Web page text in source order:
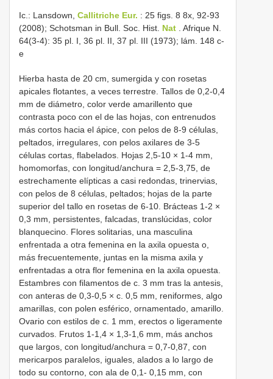
Ic.: Lansdown, Callitriche Eur. : 25 figs. 8 8x, 92-93
(2008); Schotsman in Bull. Soc. Hist. Nat . Afrique N.
64(3-4): 35 pl. I, 36 pl. II, 37 pl. III (1973); lám. 148 c-
e
Hierba hasta de 20 cm, sumergida y con rosetas
apicales flotantes, a veces terrestre. Tallos de 0,2-0,4
mm de diámetro, color verde amarillento que
contrasta poco con el de las hojas, con entrenudos
más cortos hacia el ápice, con pelos de 8-9 células,
peltados, irregulares, con pelos axilares de 3-5
células cortas, flabelados. Hojas 2,5-10 × 1-4 mm,
homomorfas, con longitud/anchura = 2,5-3,75, de
estrechamente elípticas a casi redondas, trinervias,
con pelos de 8 células, peltados; hojas de la parte
superior del tallo en rosetas de 6-10. Brácteas 1-2 ×
0,3 mm, persistentes, falcadas, translúcidas, color
blanquecino. Flores solitarias, una masculina
enfrentada a otra femenina en la axila opuesta o,
más frecuentemente, juntas en la misma axila y
enfrentadas a otra flor femenina en la axila opuesta.
Estambres con filamentos de c. 3 mm tras la antesis,
con anteras de 0,3-0,5 × c. 0,5 mm, reniformes, algo
amarillas, con polen esférico, ornamentado, amarillo.
Ovario con estilos de c. 1 mm, erectos o ligeramente
curvados. Frutos 1-1,4 × 1,3-1,6 mm, más anchos
que largos, con longitud/anchura = 0,7-0,87, con
mericarpos paralelos, iguales, alados a lo largo de
todo su contorno, con ala de 0,1- 0,15 mm, con